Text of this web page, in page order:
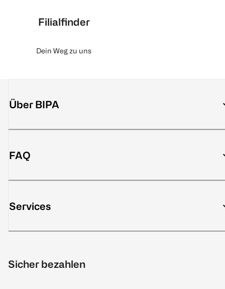
Filialfinder
Dein Weg zu uns
Über BIPA
FAQ
Services
Sicher bezahlen